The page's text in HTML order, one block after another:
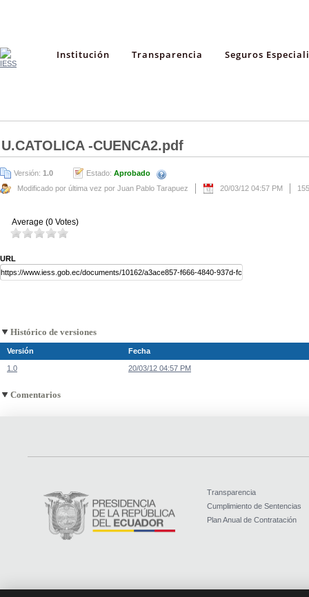
Institución Transparencia Seguros
U.CATOLICA -CUENCA2.pdf
Versión: 1.0 Estado: Aprobado
Modificado por última vez por Juan Pablo Tarapuez
20/03/12 04:57 PM
Average (0 Votes)
URL
Histórico de versiones
Versión Fecha
1.0 20/03/12 04:57 PM
Comentarios
Transparencia
Cumplimiento de Sentencias
Plan Anual de Contratación